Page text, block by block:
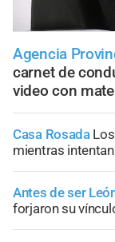
Agencia
carnet de
video con
Casa Rosada
mientras
Antes de ser
forjaron su